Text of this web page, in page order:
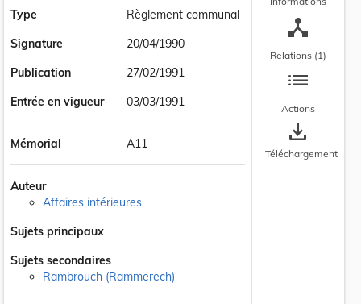
Type
Règlement communal
Signature
20/04/1990
Publication
27/02/1991
Entrée en vigueur
03/03/1991
Mémorial A11
Auteur
Affaires intérieures
Sujets principaux
Sujets secondaires
Rambrouch (Rammerech)
device_hub
Relations (1)
list
Actions
save_alt
Téléchargement